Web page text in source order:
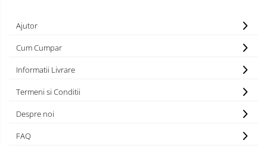
Ajutor
Cum Cumpar
Informatii Livrare
Termeni si Conditii
Despre noi
FAQ